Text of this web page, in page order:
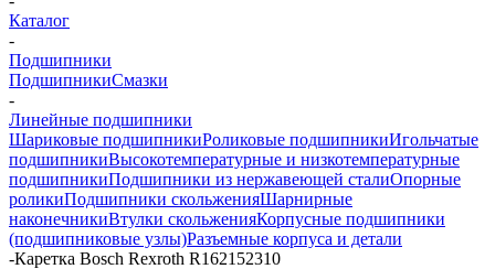
Каталог
-
Подшипники
ПодшипникиСмазки
-
Линейные подшипники
Шариковые подшипникиРоликовые подшипникиИгольчатые
подшипникиВысокотемпературные и низкотемпературные
подшипникиПодшипники из нержавеющей сталиОпорные
роликиПодшипники скольженияШарнирные
наконечникиВтулки скольженияКорпусные подшипники
(подшипниковые узлы)Разъемные корпуса и детали
-Каретка Bosch Rexroth R162152310